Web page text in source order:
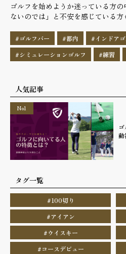
ゴルフを始めようか迷っている方
ないのでは」と不安を感じている
#ゴルフバー #都内
#インドア
#シミュレーションゴルフ
#練習
人気記事
No1
動
タグ一覧
#100切り
#アイアン
#ウイスキー
#コースデビュー